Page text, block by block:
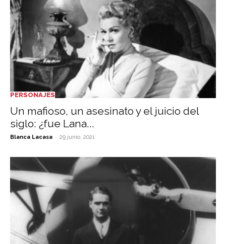
PERSONAJES
Un mafioso, un asesinato y el juicio del
siglo: ¿fue Lana...
Blanca Lacasa - 29 junio, 2021